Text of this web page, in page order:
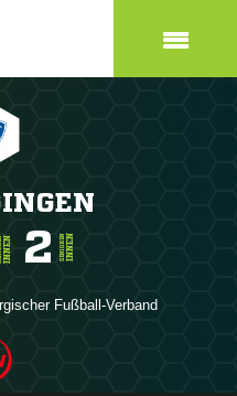
INNEN 2 SENIORENINNEN
Fußball-Verband